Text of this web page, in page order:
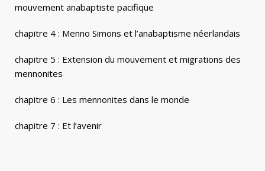
mouvement anabaptiste pacifique
chapitre 4 : Menno Simons et l’anabaptisme néerlandais
chapitre 5 : Extension du mouvement et migrations des
mennonites
chapitre 6 : Les mennonites dans le monde
chapitre 7 : Et l’avenir